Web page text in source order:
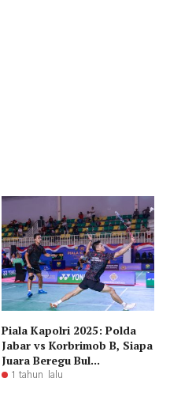
Piala Kapolri 2025: Polda
Jabar vs Korbrimob B, Siapa
Juara Beregu Bul...
1 tahun lalu